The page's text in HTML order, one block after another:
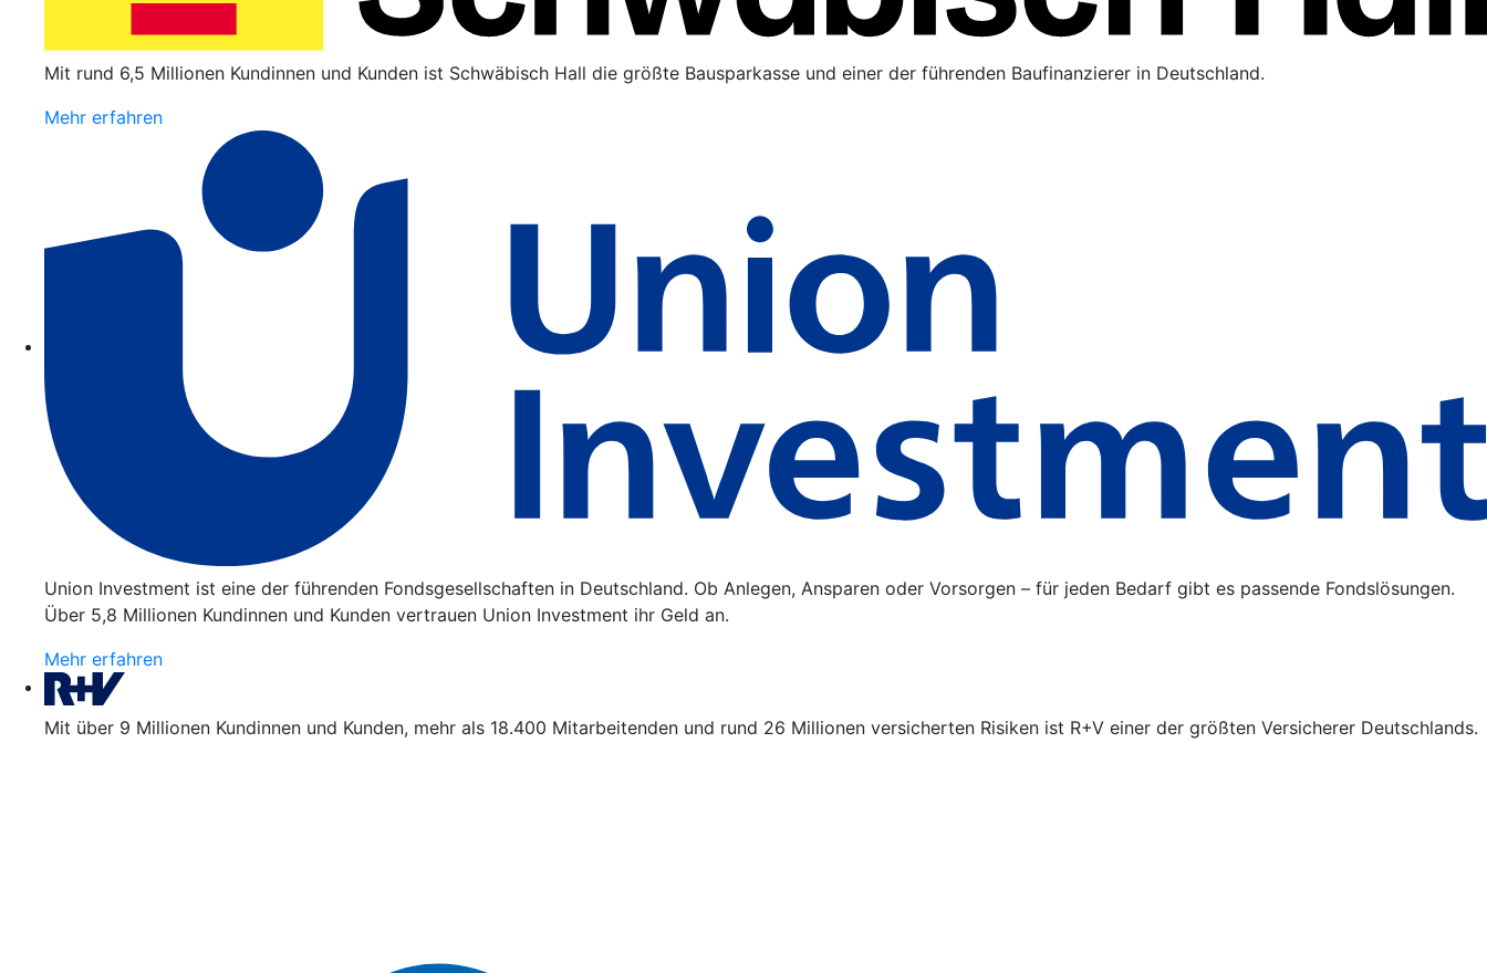
Mit rund 6,5 Millionen Kundinnen und Kunden ist Schwäbisch Hall die größte Bausparkasse und einer der führenden Baufinanzierer in Deutschland.
Mehr erfahren
Union Investment ist eine der führenden Fondsgesellschaften in Deutschland. Ob Anlegen, Ansparen oder Vorsorgen – für jeden Bedarf gibt es passende Fondslösungen.
Über 5,8 Millionen Kundinnen und Kunden vertrauen Union Investment ihr Geld an.
Mehr erfahren
Mit über 9 Millionen Kundinnen und Kunden, mehr als 18.400 Mitarbeitenden und rund 26 Millionen versicherten Risiken ist R+V einer der größten Versicherer Deutschlands.